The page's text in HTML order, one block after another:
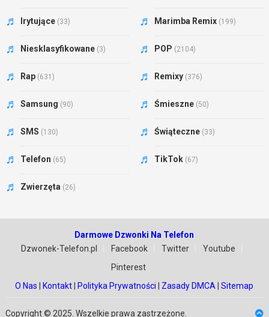
Irytujące (33) Marimba Remix (199)
Niesklasyfikowane (3) POP (2104)
Rap (631) Remixy (376)
Samsung (90) Śmieszne (50)
SMS (130) Świąteczne (33)
Telefon (65) TikTok (67)
Zwierzęta (26)
Darmowe Dzwonki Na Telefon
Dzwonek-Telefon.pl
Facebook Twitter
Youtube
Pinterest
O Nas
Kontakt Polityka Prywatności Zasady DMCA |Sitemap
Copyright © 2025. Wszelkie prawa zastrzeżone.